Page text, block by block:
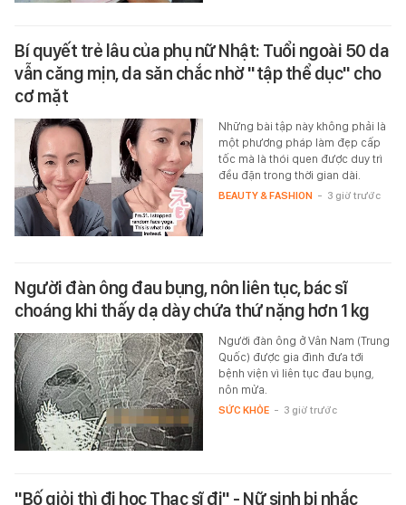
Bí quyết trẻ lâu của phụ nữ Nhật: Tuổi ngoài 50 da
vẫn căng mịn, da săn chắc nhờ "tập thể dục" cho
cơ mặt
Những bài tập này không phải là
một phương pháp làm đẹp cấp
tốc mà là thói quen được duy trì
đều đặn trong thời gian dài.
BEAUTY & FASHION - 3 giờ trước
Người đàn ông đau bụng, nôn liên tục, bác sĩ
choáng khi thấy dạ dày chứa thứ nặng hơn 1 kg
Người đàn ông ở Vân Nam (Trung
Quốc) được gia đình đưa tới
bệnh viện vì liên tục đau bụng,
nôn mửa.
SỨC KHỎE - 3 giờ trước
"Bố giỏi thì đi học Thạc sĩ đi" - Nữ sinh bị nhắc